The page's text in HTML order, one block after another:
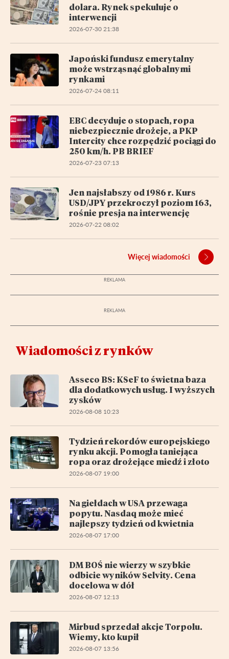
dolara. Rynek spekuluje o
interwencji
2026-07-30 21:38
Japoński fundusz emerytalny
może wstrząsnąć globalnymi
rynkami
2026-07-24 08:11
EBC decyduje o stopach, ropa
niebezpiecznie drożeje, a PKP
Intercity chce rozpędzić pociągi do
250 km/h. PB BRIEF
2026-07-23 07:13
Jen najsłabszy od 1986 r. Kurs
USD/JPY przekroczył poziom 163,
rośnie presja na interwencję
2026-07-22 08:02
Więcej wiadomości
Wiadomości z rynków
Asseco BS: KSeF to świetna baza
dla dodatkowych usług. I wyższych
zysków
2026-08-08 10:23
Tydzień rekordów europejskiego
rynku akcji. Pomogła taniejąca
ropa oraz drożejące miedź i złoto
2026-08-07 19:00
Na giełdach w USA przewaga
popytu. Nasdaq może mieć
najlepszy tydzień od kwietnia
2026-08-07 17:00
DM BOŚ nie wierzy w szybkie
odbicie wyników Selvity. Cena
docelowa w dół
2026-08-07 12:13
Mirbud sprzedał akcje Torpolu.
Wiemy, kto kupił
2026-08-07 13:56